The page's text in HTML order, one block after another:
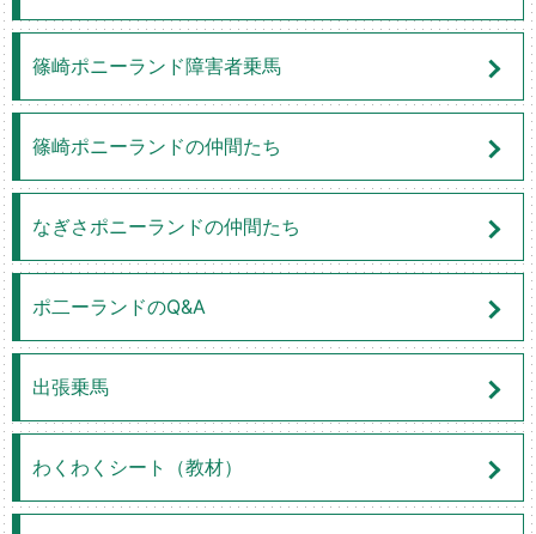
篠崎ポニーランド障害者乗馬
篠崎ポニーランドの仲間たち
なぎさポニーランドの仲間たち
ポ二ーランドのQ&A
出張乗馬
わくわくシート（教材）